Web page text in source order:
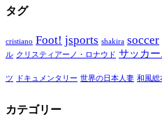
タグ
cristiano Foot! jsports shakira soccer
ル クリスティアーノ・ロナウド サッカ
ツ ドキュメンタリー 世界の日本人妻 和風総
カテゴリー